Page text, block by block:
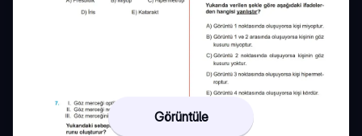
Görüntüle